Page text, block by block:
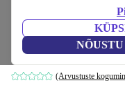
Art for All.
valge
(Arvustuste